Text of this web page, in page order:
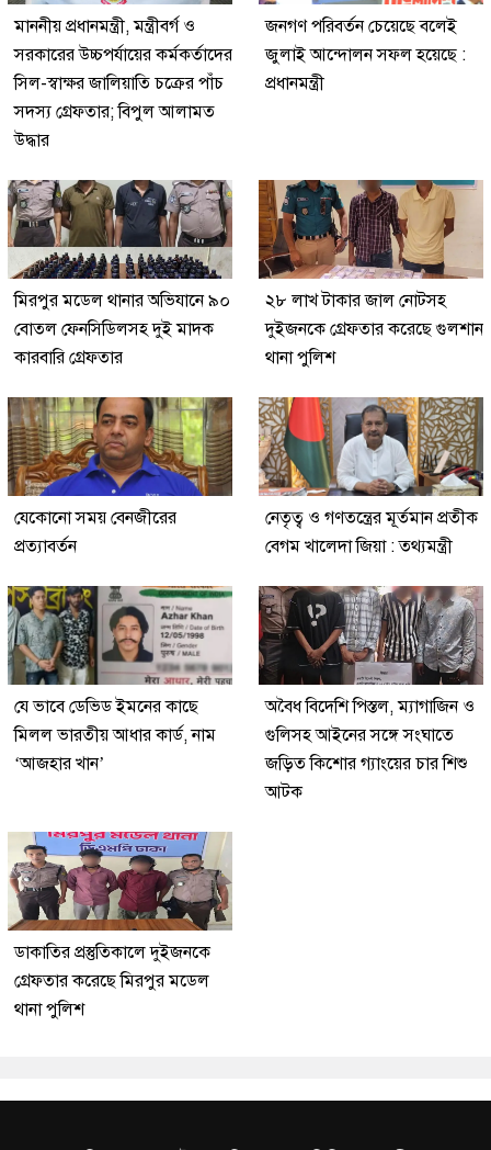
মাননীয় প্রধানমন্ত্রী, মন্ত্রীবর্গ ও
সরকারের উচ্চপর্যায়ের কর্মকর্তাদের
সিল-স্বাক্ষর জালিয়াতি চক্রের পাঁচ
সদস্য গ্রেফতার; বিপুল আলামত
উদ্ধার
জনগণ পরিবর্তন চেয়েছে বলেই
জুলাই আন্দোলন সফল হয়েছে :
প্রধানমন্ত্রী
মিরপুর মডেল থানার অভিযানে ৯০
বোতল ফেনসিডিলসহ দুই মাদক
কারবারি গ্রেফতার
২৮ লাখ টাকার জাল নোটসহ
দুইজনকে গ্রেফতার করেছে গুলশান
থানা পুলিশ
যেকোনো সময় বেনজীরের
প্রত্যাবর্তন
নেতৃত্ব ও গণতন্ত্রের মূর্তমান প্রতীক
বেগম খালেদা জিয়া : তথ্যমন্ত্রী
যে ভাবে ডেভিড ইমনের কাছে
মিলল ভারতীয় আধার কার্ড, নাম
‘আজহার খান’
অবৈধ বিদেশি পিস্তল, ম্যাগাজিন ও
গুলিসহ আইনের সঙ্গে সংঘাতে
জড়িত কিশোর গ্যাংয়ের চার শিশু
আটক
ডাকাতির প্রস্তুতিকালে দুইজনকে
গ্রেফতার করেছে মিরপুর মডেল
থানা পুলিশ